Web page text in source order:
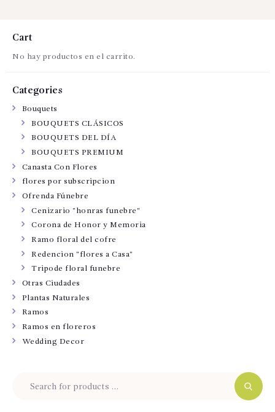
Cart
No hay productos en el carrito.
Categories
Bouquets
BOUQUETS CLÁSICOS
BOUQUETS DEL DÍA
BOUQUETS PREMIUM
Canasta Con Flores
flores por subscripcion
Ofrenda Fúnebre
Cenizario "honras funebre"
Corona de Honor y Memoria
Ramo floral del cofre
Redencion "flores a Casa"
Tripode floral funebre
Otras Ciudades
Plantas Naturales
Ramos
Ramos en floreros
Wedding Decor